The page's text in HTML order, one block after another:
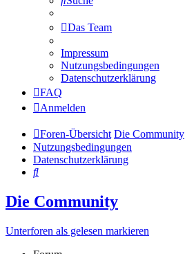
Das Team
Impressum
Nutzungsbedingungen
Datenschutzerklärung
FAQ
Anmelden
Foren-Übersicht Die Community
Nutzungsbedingungen
Datenschutzerklärung
Suche
Die Community
Unterforen als gelesen markieren